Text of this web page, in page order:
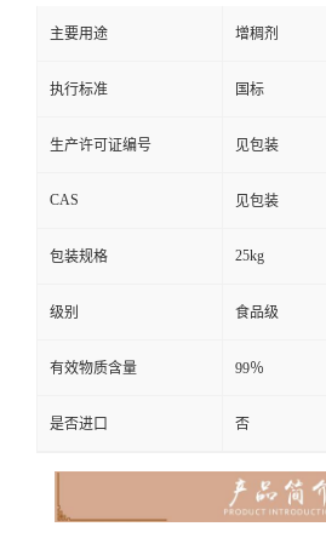
主要用途 增稠剂
执行标准 国标
生产许可证编号 见包装
CAS 见包装
包装规格 25kg
级别 食品级
有效物质含量 99％
是否进口 否